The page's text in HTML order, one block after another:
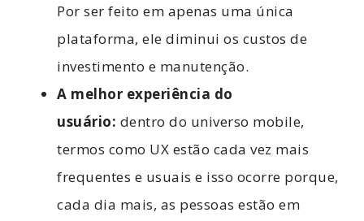
Por ser feito em apenas uma única
plataforma, ele diminui os custos de
investimento e manutenção.
A melhor experiência do
usuário: dentro do universo mobile,
termos como UX estão cada vez mais
frequentes e usuais e isso ocorre porque,
cada dia mais, as pessoas estão em